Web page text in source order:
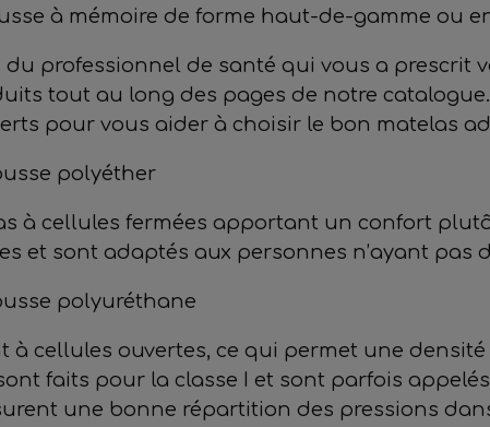
à mémoire de forme haut-de-gamme ou
du professionnel de santé qui vous a prescrit
tout au long des pages de notre
pour vous aider à choisir le bon matelas
polyéther
à cellules fermées apportant un confort
et sont adaptés aux personnes n’ayant pas
polyuréthane
à cellules ouvertes, ce qui permet une
faits pour la classe I et sont parfois
une bonne répartition des pressions